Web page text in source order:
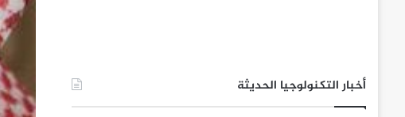
أخبار التكنولوجيا الحديثة